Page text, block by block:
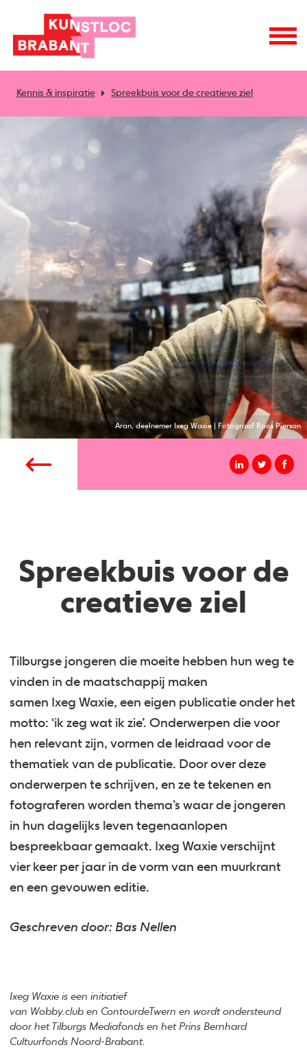
Kennis & inspiratie Spreekbuis voor de creatieve ziel
Aran, deelnemer Ixeg Waxie | Fotograaf Roos Pierson
Spreekbuis voor de
creatieve ziel
Tilburgse jongeren die moeite hebben hun weg te
vinden in de maatschappij maken
samen Ixeg Waxie, een eigen publicatie onder het
motto: ‘ik zeg wat ik zie’. Onderwerpen die voor
hen relevant zijn, vormen de leidraad voor de
thematiek van de publicatie. Door over deze
onderwerpen te schrijven, en ze te tekenen en
fotograferen worden thema’s waar de jongeren
in hun dagelijks leven tegenaanlopen
bespreekbaar gemaakt. Ixeg Waxie verschijnt
vier keer per jaar in de vorm van een muurkrant
en een gevouwen editie.
Geschreven door: Bas Nellen
Ixeg Waxie is een initiatief
van Wobby.club en ContourdeTwern en wordt ondersteund
door het Tilburgs Mediafonds en het Prins Bernhard
Cultuurfonds Noord-Brabant.